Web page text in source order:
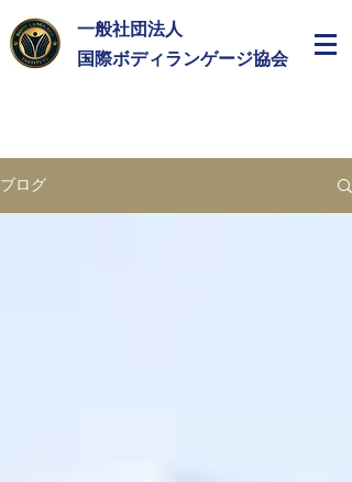
一般社団法人
​国際ボディランゲージ協会
ブログ